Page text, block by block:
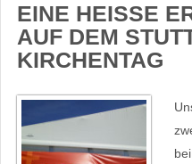
EINE HEISSE
UF DEM
IRCHENTAG